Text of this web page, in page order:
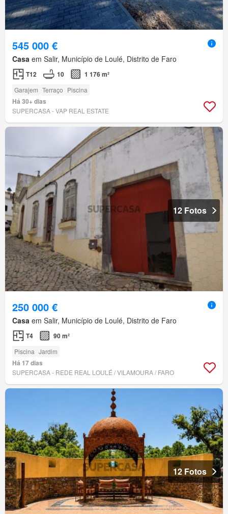
545 000 €
Casa em Salir, Município de Loulé, Distrito de Faro
T12 10 1 176 m²
Garajem Terraço Piscina
Há 30+ dias
SUPERCASA - VAP REAL ESTATE
12 Fotos
250 000 €
Casa em Salir, Município de Loulé, Distrito de Faro
T4 90 m²
Piscina Jardim
Há 17 dias
SUPERCASA - REDE REAL LOULÉ / VILAMOURA / FARO
12 Fotos